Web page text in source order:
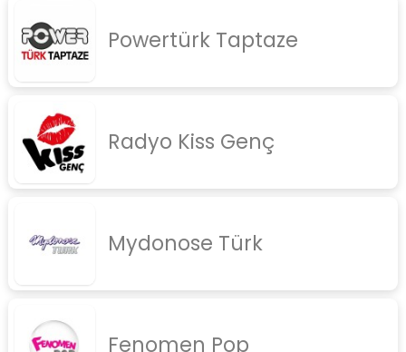
Powertürk Taptaze
Radyo Kiss Genç
Mydonose Türk
Fenomen Pop